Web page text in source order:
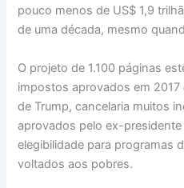
pouco menos de US$ 1,9
de uma década, mesmo
O projeto de 1.100 páginas
impostos aprovados em
de Trump, cancelaria muitos
aprovados pelo ex-
elegibilidade para programas
voltados aos pobres.